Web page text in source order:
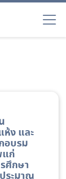
ห้ง และ
อบรม
แก่
ศึกษา
ระมาณ